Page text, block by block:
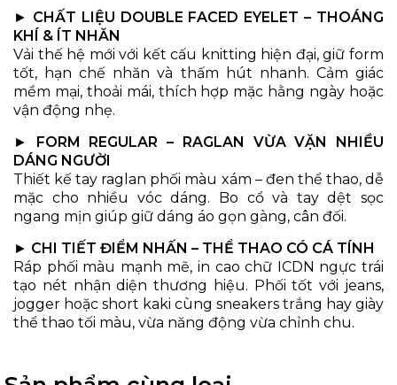
► CHẤT LIỆU DOUBLE FACED EYELET – THOÁNG
KHÍ & ÍT NHĂN
Vải thế hệ mới với kết cấu knitting hiện đại, giữ form
tốt, hạn chế nhăn và thấm hút nhanh. Cảm giác
mềm mại, thoải mái, thích hợp mặc hằng ngày hoặc
vận động nhẹ.
► FORM REGULAR – RAGLAN VỪA VẶN NHIỀU
DÁNG NGƯỜI
Thiết kế tay raglan phối màu xám – đen thể thao, dễ
mặc cho nhiều vóc dáng. Bo cổ và tay dệt sọc
ngang mịn giúp giữ dáng áo gọn gàng, cân đối.
► CHI TIẾT ĐIỂM NHẤN – THỂ THAO CÓ CÁ TÍNH
Ráp phối màu mạnh mẽ, in cao chữ ICDN ngực trái
tạo nét nhận diện thương hiệu. Phối tốt với jeans,
jogger hoặc short kaki cùng sneakers trắng hay giày
thể thao tối màu, vừa năng động vừa chỉnh chu.